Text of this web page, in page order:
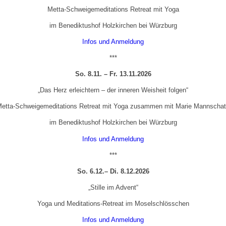
Metta-Schweigemeditations Retreat mit Yoga
im Benediktushof Holzkirchen bei Würzburg
Infos und Anmeldung
***
So. 8.11. – Fr. 13.11.2026
„Das Herz erleichtern – der inneren Weisheit folgen“
Schweigemeditations Retreat mit Yoga zusammen mit Marie
im Benediktushof Holzkirchen bei Würzburg
Infos und Anmeldung
***
So. 6.12.– Di. 8.12.2026
„Stille im Advent“
Yoga und Meditations-Retreat im Moselschlösschen
Infos und Anmeldung